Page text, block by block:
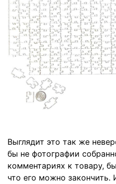
Выглядит это так же
бы не фотографии
комментариях к товару,
что его можно